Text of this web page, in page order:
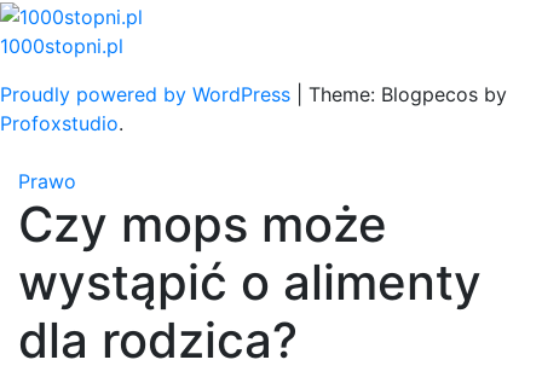
Skip
to
1000stopni.pl
Proudly powered by WordPress
Theme: Blogpecos by
Profoxstudio.
Prawo
Czy mops może
wystąpić o alimenty
dla rodzica?